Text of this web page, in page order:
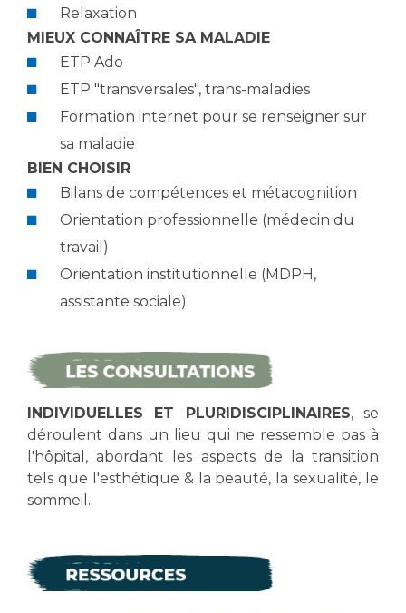
Relaxation
MIEUX CONNAÎTRE SA MALADIE
ETP Ado
ETP "transversales", trans-maladies
Formation internet pour se renseigner sur
sa maladie
BIEN CHOISIR
Bilans de compétences et métacognition
Orientation professionnelle (médecin du
travail)
Orientation institutionnelle (MDPH,
assistante sociale)
INDIVIDUELLES ET PLURIDISCIPLINAIRES, se
déroulent dans un lieu qui ne ressemble pas à
l'hôpital, abordant les aspects de la transition
tels que l'esthétique & la beauté, la sexualité, le
sommeil..